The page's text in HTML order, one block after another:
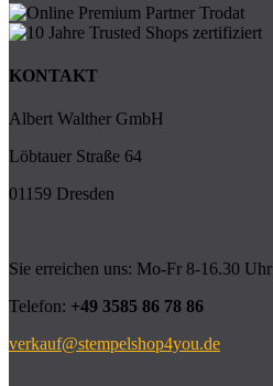
KONTAKT
Albert Walther GmbH
Löbtauer Straße 64
01159 Dresden
Sie erreichen uns: Mo-Fr 8-16.30 Uhr
Telefon: +49 3585 86 78 86
verkauf@stempelshop4you.de